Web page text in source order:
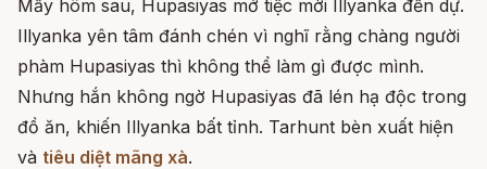
Mấy hôm sau, Hupasiyas mở tiệc mời Illyanka đến dự.
Illyanka yên tâm đánh chén vì nghĩ rằng chàng người
phàm Hupasiyas thì không thể làm gì được mình.
Nhưng hắn không ngờ Hupasiyas đã lén hạ độc trong
đồ ăn, khiến Illyanka bất tỉnh. Tarhunt bèn xuất hiện
và tiêu diệt mãng xà.